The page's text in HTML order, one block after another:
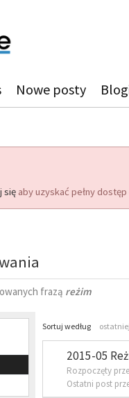
Nowe posty
się aby uzyskać pełny
frazą reżim
Sortuj według
2015-05
Rozpoczęty
Ostatni post